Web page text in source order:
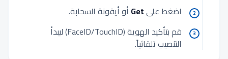
2 اضغط علىGet أو أيقونة السحابة.
3
قم بتأكيد الهوية (FaceID/TouchID) ليبدأ
التنصيب تلقائياً.